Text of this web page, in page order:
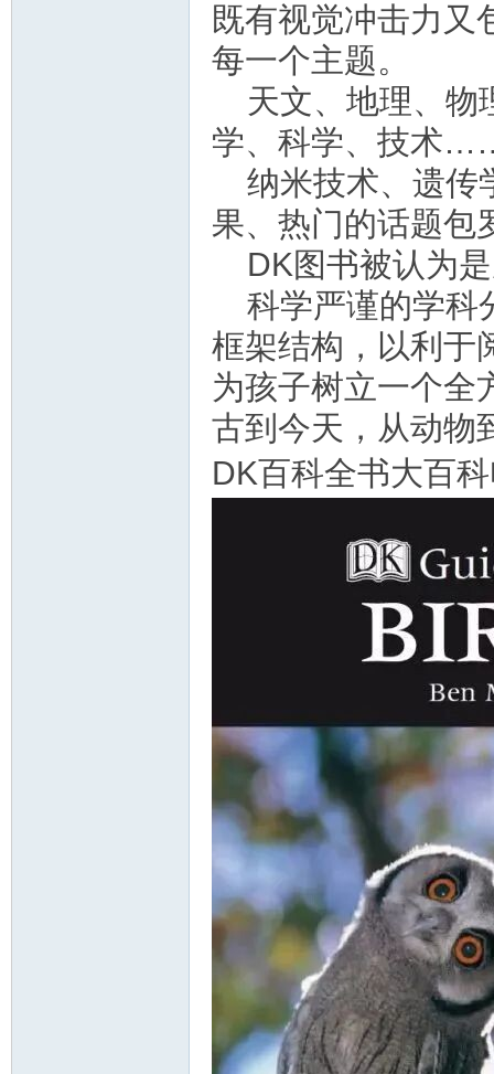
既有视觉冲击力又
每一个主题。
天文、地理、物
学、科学、技术
纳米技术、遗
果、热门的话题包
DK图书被认为
科学严谨的学科
框架结构，以利于
为孩子树立一个全
古到今天，从动
DK百科全书大百